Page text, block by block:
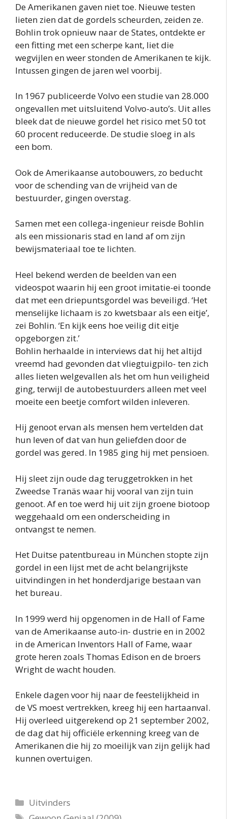
De Amerikanen gaven niet toe. Nieuwe testen
lieten zien dat de gordels scheurden, zeiden ze.
Bohlin trok opnieuw naar de States, ontdekte er
een fitting met een scherpe kant, liet die
wegvijlen en weer stonden de Amerikanen te kijk.
Intussen gingen de jaren wel voorbij.
In 1967 publiceerde Volvo een studie van 28.000
ongevallen met uitsluitend Volvo-auto’s. Uit alles
bleek dat de nieuwe gordel het risico met 50 tot
60 procent reduceerde. De studie sloeg in als
een bom.
Ook de Amerikaanse autobouwers, zo beducht
voor de schending van de vrijheid van de
bestuurder, gingen overstag.
Samen met een collega-ingenieur reisde Bohlin
als een missionaris stad en land af om zijn
bewijsmateriaal toe te lichten.
Heel bekend werden de beelden van een
videospot waarin hij een groot imitatie-ei toonde
dat met een driepuntsgordel was beveiligd. ‘Het
menselijke lichaam is zo kwetsbaar als een eitje’,
zei Bohlin. ‘En kijk eens hoe veilig dit eitje
opgeborgen zit.’
Bohlin herhaalde in interviews dat hij het altijd
vreemd had gevonden dat vliegtuigpilo- ten zich
alles lieten welgevallen als het om hun veiligheid
ging, terwijl de autobestuurders alleen met veel
moeite een beetje comfort wilden inleveren.
Hij genoot ervan als mensen hem vertelden dat
hun leven of dat van hun geliefden door de
gordel was gered. In 1985 ging hij met pensioen.
Hij sleet zijn oude dag teruggetrokken in het
Zweedse Tranäs waar hij vooral van zijn tuin
genoot. Af en toe werd hij uit zijn groene biotoop
weggehaald om een onderscheiding in
ontvangst te nemen.
Het Duitse patentbureau in München stopte zijn
gordel in een lijst met de acht belangrijkste
uitvindingen in het honderdjarige bestaan van
het bureau.
In 1999 werd hij opgenomen in de Hall of Fame
van de Amerikaanse auto-in- dustrie en in 2002
in de American Inventors Hall of Fame, waar
grote heren zoals Thomas Edison en de broers
Wright de wacht houden.
Enkele dagen voor hij naar de feestelijkheid in
de VS moest vertrekken, kreeg hij een hartaanval.
Hij overleed uitgerekend op 21 september 2002,
de dag dat hij officiële erkenning kreeg van de
Amerikanen die hij zo moeilijk van zijn gelijk had
kunnen overtuigen.
Categorieën
Uitvinders
Tags